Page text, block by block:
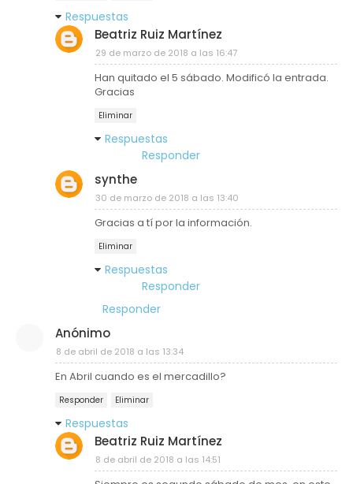
Respuestas
Beatriz Ruiz Martínez
29 de marzo de 2018 a las 16:47
Han quitado el 5 sábado. Modificó la entrada.
Gracias
Eliminar
Respuestas
Responder
synthe
30 de marzo de 2018 a las 13:40
Gracias a tí por la información.
Eliminar
Respuestas
Responder
Responder
Anónimo
8 de abril de 2018 a las 13:34
En Abril cuando es el mercadillo?
Responder Eliminar
Respuestas
Beatriz Ruiz Martínez
8 de abril de 2018 a las 14:51